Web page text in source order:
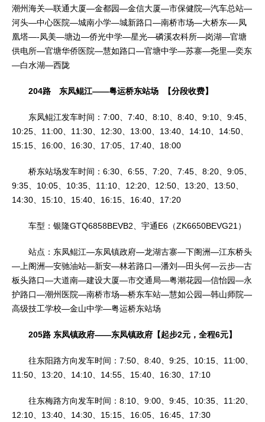
潮州海关—联通大厦—金都园—金信大厦—市保健院—汽车总站—
河头—中心医院—城南小学—城新路口—南桥市场—大桥东—-凤
凰塔—-凤美—塘边—侨光中学—星光—磷溪农科所—岗湖—官塘
供电所—官塘华侨医院—慧如路口—官塘中学—苏寨—尧里—奕东
—白水湖—西陇
204路 东凤鲲江——粤运桥东站场 【分段收费】
东凤鲲江发车时间：7:00、7:40、8:10、8:40、9:10、9:45、
10:25、11:00、11:30、12:30、13:00、13:40、14:10、14:50、
15:15、16:00、16:30、17:05、17:40、18:00
桥东站场发车时间：6:30、6:55、7:20、7:45、8:20、9:05、
9:35、10:05、10:35、11:10、12:20、12:50、13:20、13:50、
14:30、15:10、15:40、16:15、16:40、17:20
车型：银隆GTQ6858BEVB2、宇通E6（ZK6650BEVG21）
站点：东凤鲲江—东凤镇政府—龙湖古寨—下阁洲—江东桥头
—上阁洲—安驰油站—新安—林若路口—潘刘—田头何—云步—古
板头路口—大道南—建设大厦—市交通局—粤潮花园—信怡园—永
护路口—潮州医院—南桥市场—桥东车站—慧如公园—韩山师院—
高级技工学校—金山中学—粤运桥东站场
205路 东凤镇政府——东凤镇政府【起步2元，全程6元】
往东阳路方向发车时间：7:50、8:40、9:25、10:15、11:00、
11:50、13:20、14:10、14:55、15:40、16:30、17:10
往东梅路方向发车时间：8:10、9:00、9:45、10:35、11:20、
12:10、13:40、14:30、15:15、16:05、16:45、17:30